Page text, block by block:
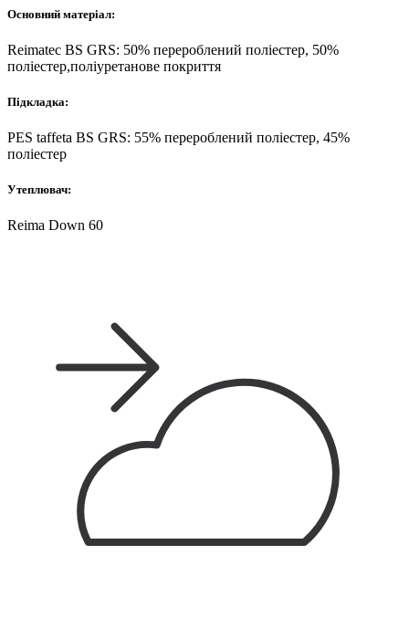
Основний матеріал:
Reimatec BS GRS: 50% перероблений поліестер, 50%
поліестер,поліуретанове покриття
Підкладка:
PES taffeta BS GRS: 55% перероблений поліестер, 45%
поліестер
Утеплювач:
Reima Down 60